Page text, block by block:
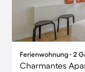
Ferienwohnung ∙ 2